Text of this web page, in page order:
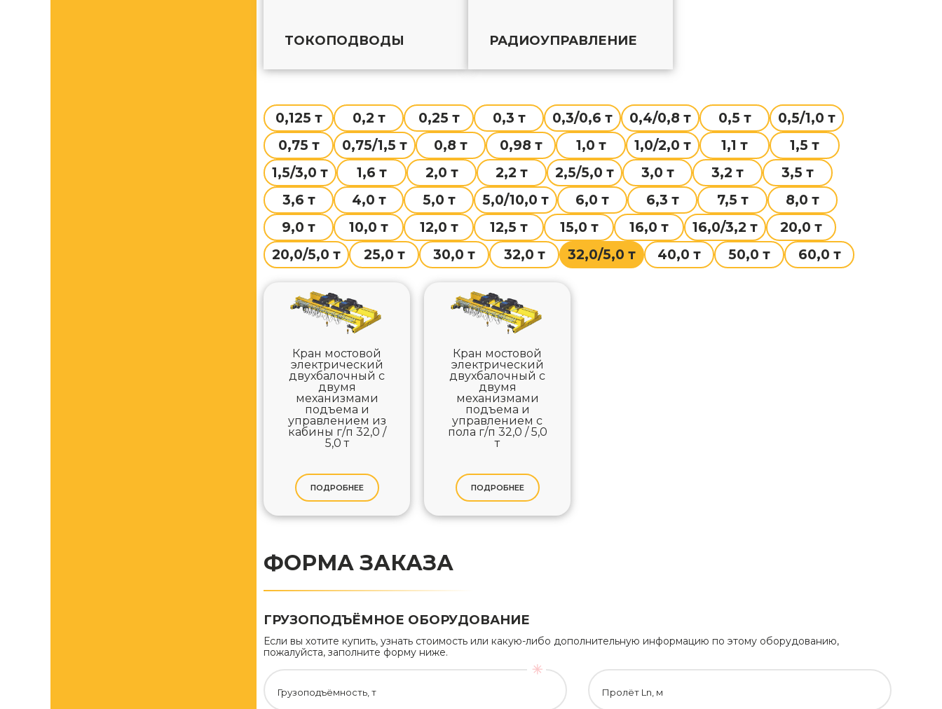
ТОКОПОДВОДЫ РАДИОУПРАВЛЕНИЕ
0,125 т 0,2 т 0,25 т 0,3 т 0,3/0,6 т 0,4/0,8 т 0,5 т
0,5/1,0 т
0,75 т
0,75/1,5 т 0,8 т 0,98 т 1,0 т 1,0/2,0 т 1,1 т
1,5 т
1,5/3,0 т
1,6 т 2,0 т 2,2 т 2,5/5,0 т 3,0 т 3,2 т
3,5 т
3,6 т
4,0 т 5,0 т 5,0/10,0 т 6,0 т 6,3 т 7,5 т
8,0 т
9,0 т
10,0 т 12,0 т 12,5 т 15,0 т 16,0 т 16,0/3,2 т
20,0 т
20,0/5,0 т
25,0 т 30,0 т 32,0 т 32,0/5,0 т 40,0 т 50,0 т 60,0 т
Кран мостовой
электрический
двухбалочный с
двумя
механизмами
подъема и
управлением из
кабины г/п 32,0 /
5,0 т
ПОДРОБНЕЕ
Кран мостовой
электрический
двухбалочный с
двумя
механизмами
подъема и
управлением с
пола г/п 32,0 / 5,0
т
ПОДРОБНЕЕ
ФОРМА ЗАКАЗА
ГРУЗОПОДЪЁМНОЕ ОБОРУДОВАНИЕ
Если вы хотите купить, узнать стоимость или какую-либо дополнительную информацию по этому оборудованию,
пожалуйста, заполните форму ниже.
Грузоподъёмность, т Пролёт Ln, м